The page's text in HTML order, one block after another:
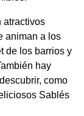
atractivos
animan a los
de los barrios y
hay
como
Sablés